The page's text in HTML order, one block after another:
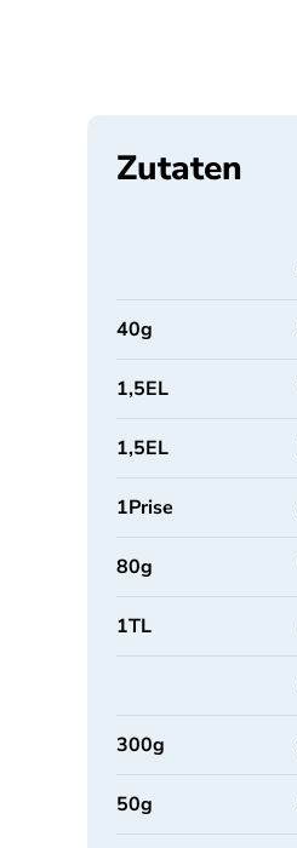
Zutaten
40g
1,5EL
1,5EL
1Prise
80g
1TL
300g
50g